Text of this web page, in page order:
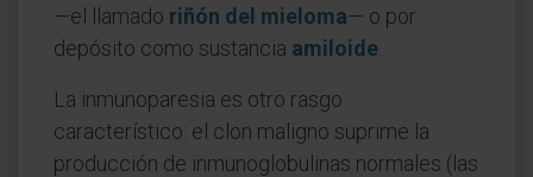
—el llamado riñón del mieloma— o por
depósito como sustancia amiloide
La inmunoparesia es otro rasgo
característico: el clon maligno suprime la
producción de inmunoglobulinas normales (las